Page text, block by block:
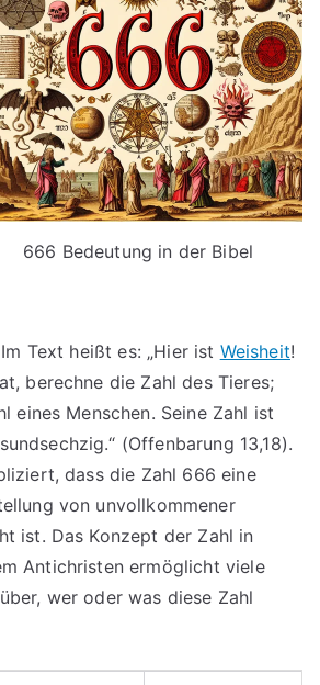
666 Bedeutung in der Bibel
Text heißt es: „Hier ist Weisheit!
berechne die Zahl des Tieres;
eines Menschen. Seine Zahl ist
(Offenbarung 13,18).
dass die Zahl 666 eine
von unvollkommener
ist. Das Konzept der Zahl in
Antichristen ermöglicht viele
wer oder was diese Zahl